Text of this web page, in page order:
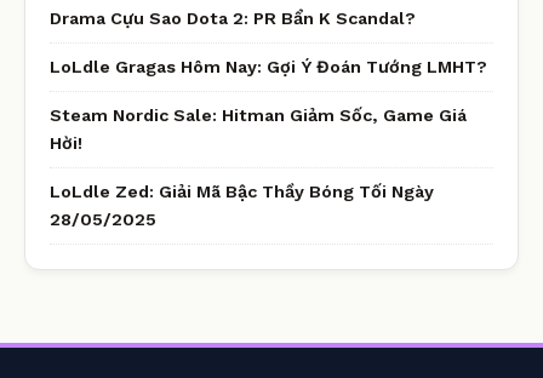
Drama Cựu Sao Dota 2: PR Bẩn K Scandal?
LoLdle Gragas Hôm Nay: Gợi Ý Đoán Tướng LMHT?
Steam Nordic Sale: Hitman Giảm Sốc, Game Giá
Hời!
LoLdle Zed: Giải Mã Bậc Thầy Bóng Tối Ngày
28/05/2025